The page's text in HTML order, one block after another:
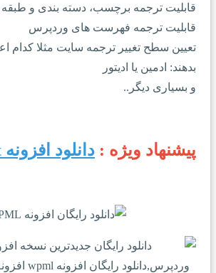
قابلیت ترجمه برچسب، دسته بندی و طبقه
قابلیت ترجمه فهرست های وردپرس
تعیین سطح تغییر ترجمه سایت مثلا کدام
بدهند: ادمین یا ادیتور
و بسیاری دیگر..
پیشنهاد ویژه : دانلود افزونه WP Rocket